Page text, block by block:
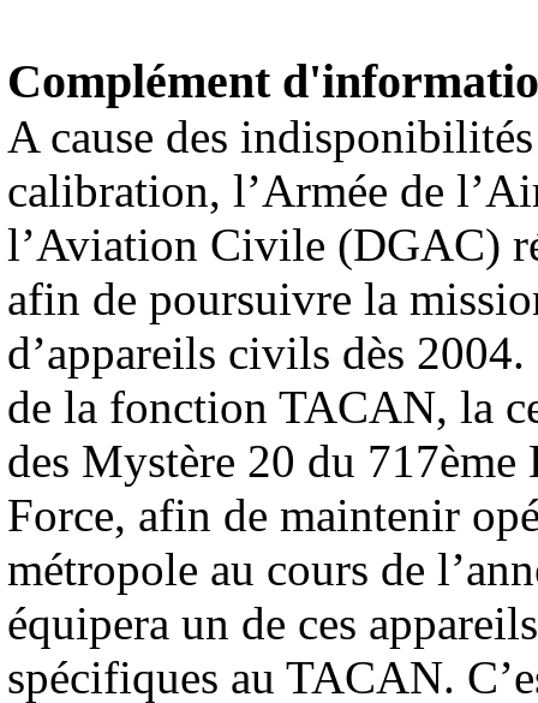
Complément
A cause des
calibration, l’Armée de
l’Aviation Civile (DGAC)
afin de poursuivre la
d’appareils civils dès 2004.
de la fonction TACAN, la
des Mystère 20 du
Force, afin de maintenir
métropole au cours de
équipera un de ces
spécifiques au TACAN.